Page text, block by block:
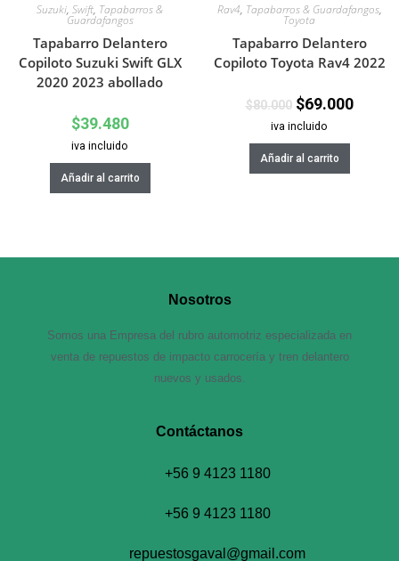
Suzuki, Swift, Tapabarros &
Guardafangos
Tapabarro Delantero
Copiloto Suzuki Swift GLX
2020 2023 abollado
$39.480
iva incluido
Añadir al carrito
Rav4, Tapabarros & Guardafangos,
Toyota
Tapabarro Delantero
Copiloto Toyota Rav4 2022
$80.000 $69.000
iva incluido
Añadir al carrito
Nosotros
Somos una Empresa del rubro automotriz especializada en
venta de repuestos de impacto carrocería y tren delantero
nuevos y usados.
Contáctanos​
+56 9 4123 1180
+56 9 4123 1180
repuestosgaval@gmail.com